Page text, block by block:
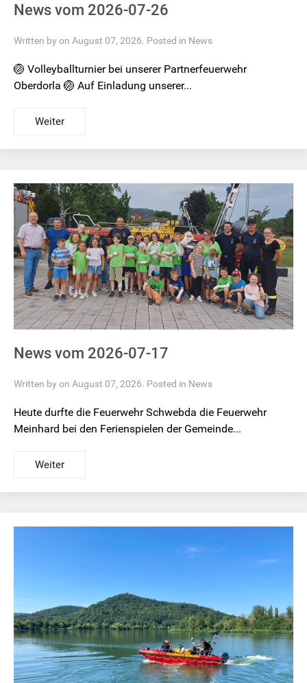
News vom 2026-07-26
Written by on August 07, 2026. Posted in News
🏐 Volleyballturnier bei unserer Partnerfeuerwehr
Oberdorla 🏐 Auf Einladung unserer...
Weiter
News vom 2026-07-17
Written by on August 07, 2026. Posted in News
Heute durfte die Feuerwehr Schwebda die Feuerwehr
Meinhard bei den Ferienspielen der Gemeinde...
Weiter